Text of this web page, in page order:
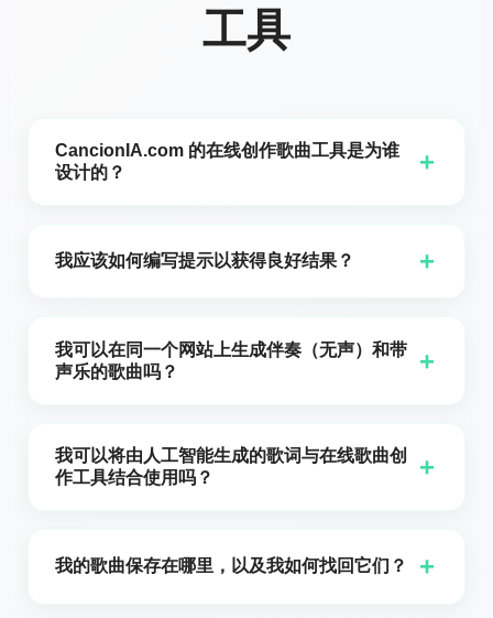
工具
CancionIA.com 的在线创作歌曲工具是为谁
设计的？
+
作者、播客主持人以及那些只是想把一个想法转变为完
整曲目而不想费心使用传统软件的人。你只需描述风
我应该如何编写提示以获得良好结果？ +
曲风（例如流行、trap、摇滚、lo-fi）、氛围类型（怀
旧、充满能量、亲密）、大致节奏和关键配器。在
参考一致的内容。您对情感和音乐元素越具体，第一版
越可能接近您所想要的。
我可以在同一个网站上生成伴奏（无声）和带
声乐的歌曲吗？
+
要开启或关闭伴奏（器乐）选项。开启器乐选项时，你
将获得一个没有主唱的人声伴奏，适合作为音乐背景或
我可以将由人工智能生成的歌词与在线歌曲创
作工具结合使用吗？
+
生成器，帮助你确定主题、情感和叙事角度，并为你生
成可直接演唱的原创歌词。之后你可以将这些歌词带到
我的歌曲保存在哪里，以及我如何找回它们？ +